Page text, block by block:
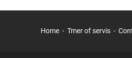
Home Tmer of servis